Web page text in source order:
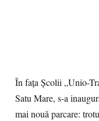
În fața Școlii „Unio-
Satu Mare, s-a
mai nouă parcare: